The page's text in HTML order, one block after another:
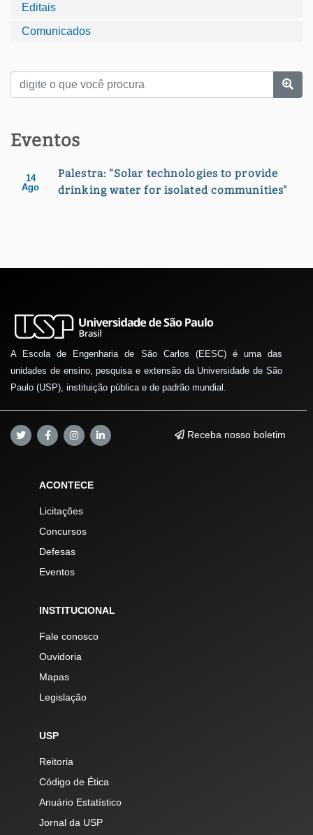
Editais
Comunicados
Eventos
14
Ago
Palestra: "Solar technologies to provide
drinking water for isolated communities"
A Escola de Engenharia de São Carlos (EESC) é uma das
unidades de ensino, pesquisa e extensão da Universidade de São
Paulo (USP), instituição pública e de padrão mundial.
Receba nosso boletim
ACONTECE
Licitações
Concursos
Defesas
Eventos
INSTITUCIONAL
Fale conosco
Ouvidoria
Mapas
Legislação
USP
Reitoria
Código de Ética
Anuário Estatístico
Jornal da USP